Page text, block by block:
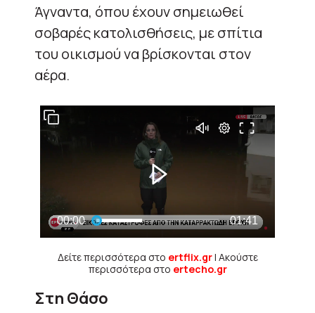
Άγναντα, όπου έχουν σημειωθεί
σοβαρές κατολισθήσεις, με σπίτια
του οικισμού να βρίσκονται στον
αέρα.
Δείτε περισσότερα στο ertflix.gr| Ακούστε
περισσότερα στο ertecho.gr
Στη Θάσο